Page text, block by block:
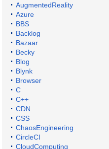
AugmentedReality
Azure
BBS
Backlog
Bazaar
Becky
Blog
Blynk
Browser
C
C++
CDN
CSS
ChaosEngineering
CircleCI
CloudComputing